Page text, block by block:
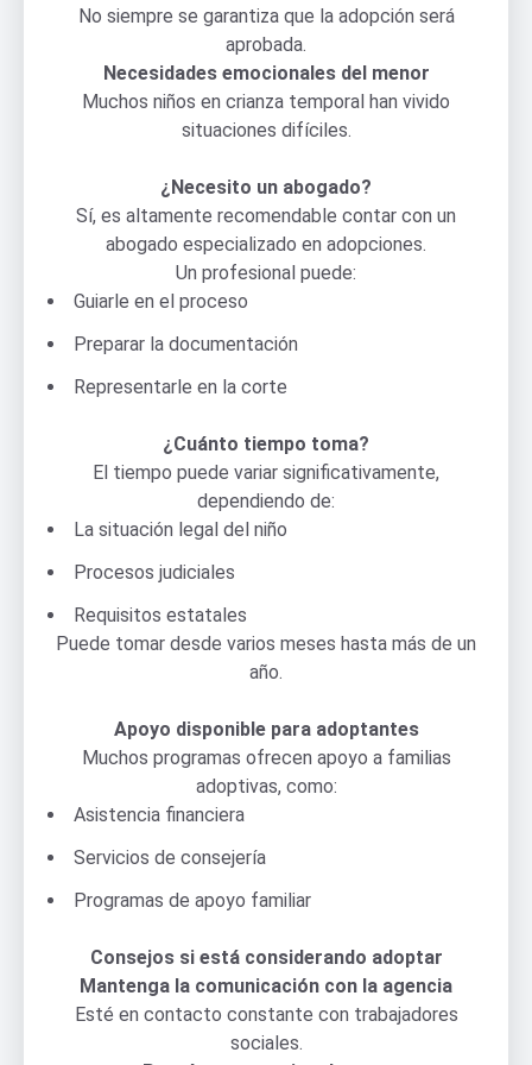
No siempre se garantiza que la adopción será
aprobada.
Necesidades emocionales del menor
Muchos niños en crianza temporal han vivido
situaciones difíciles.
¿Necesito un abogado?
Sí, es altamente recomendable contar con un
abogado especializado en adopciones.
Un profesional puede:
Guiarle en el proceso
Preparar la documentación
Representarle en la corte
¿Cuánto tiempo toma?
El tiempo puede variar significativamente,
dependiendo de:
La situación legal del niño
Procesos judiciales
Requisitos estatales
Puede tomar desde varios meses hasta más de un
año.
Apoyo disponible para adoptantes
Muchos programas ofrecen apoyo a familias
adoptivas, como:
Asistencia financiera
Servicios de consejería
Programas de apoyo familiar
Consejos si está considerando adoptar
Mantenga la comunicación con la agencia
Esté en contacto constante con trabajadores
sociales.